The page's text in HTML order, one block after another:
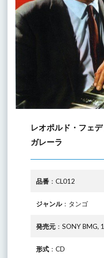
レオポルド・フェ
ガレーラ
品番 ：CL012
ジャンル：タンゴ
発売元 ：SONY BMG,
形式 ：CD